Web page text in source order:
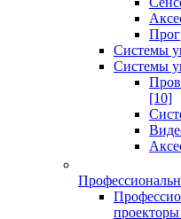
Системы
Системы
[10]